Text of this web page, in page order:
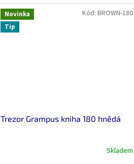
Novinka
Tip
Trezor Grampus kniha 180 hnědá
Skladem
Kód: BROWN-180